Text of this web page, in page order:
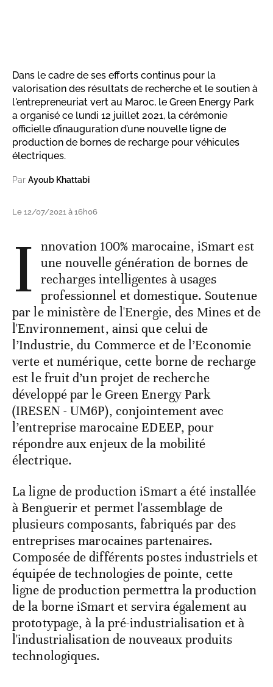
Dans le cadre de ses efforts continus pour la
valorisation des résultats de recherche et le soutien à
l'entrepreneuriat vert au Maroc, le Green Energy Park
a organisé ce lundi 12 juillet 2021, la cérémonie
officielle d’inauguration d’une nouvelle ligne de
production de bornes de recharge pour véhicules
électriques.
Par Ayoub Khattabi
Le 12/07/2021 à 16h06
I nnovation 100% marocaine, iSmart est
une nouvelle génération de bornes de
recharges intelligentes à usages
professionnel et domestique. Soutenue
par le ministère de l'Energie, des Mines et de
l'Environnement, ainsi que celui de
l’Industrie, du Commerce et de l’Economie
verte et numérique, cette borne de recharge
est le fruit d’un projet de recherche
développé par le Green Energy Park
(IRESEN - UM6P), conjointement avec
l’entreprise marocaine EDEEP, pour
répondre aux enjeux de la mobilité
électrique.
La ligne de production iSmart a été installée
à Benguerir et permet l'assemblage de
plusieurs composants, fabriqués par des
entreprises marocaines partenaires.
Composée de différents postes industriels et
équipée de technologies de pointe, cette
ligne de production permettra la production
de la borne iSmart et servira également au
prototypage, à la pré-industrialisation et à
l'industrialisation de nouveaux produits
technologiques.